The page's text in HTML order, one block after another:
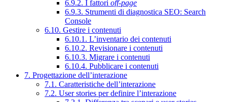
6.9.2. I fattori off-page
6.9.3. Strumenti di diagnostica SEO: Search
Console
6.10. Gestire i contenuti
6.10.1. L’inventario dei contenuti
6.10.2. Revisionare i contenuti
6.10.3. Migrare i contenuti
6.10.4. Pubblicare i contenuti
7. Progettazione dell’interazione
7.1. Caratteristiche dell’interazione
7.2. User stories per definire l’interazione